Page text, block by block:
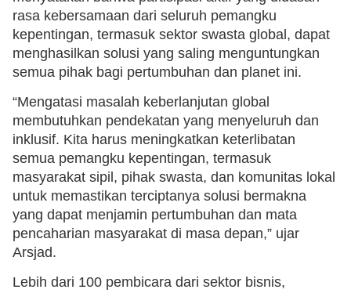
rasa kebersamaan dari seluruh pemangku
kepentingan, termasuk sektor swasta global, dapat
menghasilkan solusi yang saling menguntungkan
semua pihak bagi pertumbuhan dan planet ini.
“Mengatasi masalah keberlanjutan global
membutuhkan pendekatan yang menyeluruh dan
inklusif. Kita harus meningkatkan keterlibatan
semua pemangku kepentingan, termasuk
masyarakat sipil, pihak swasta, dan komunitas lokal
untuk memastikan terciptanya solusi bermakna
yang dapat menjamin pertumbuhan dan mata
pencaharian masyarakat di masa depan,” ujar
Arsjad.
Lebih dari 100 pembicara dari sektor bisnis,